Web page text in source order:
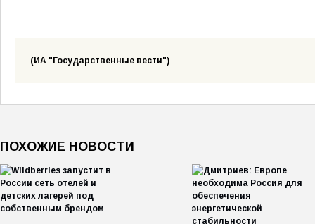
(ИА "Государственные вести")
ПОХОЖИЕ НОВОСТИ